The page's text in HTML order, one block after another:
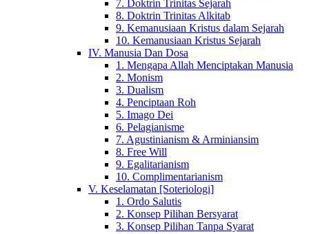
7. Doktrin Trinitas Sejarah
8. Doktrin Trinitas Alkitab
9. Kemanusiaan Kristus dalam Sejarah
10. Kemanusiaan Kristus Sejarah
IV. Manusia Dan Dosa
1. Mengapa Allah Menciptakan Manusia
2. Monism
3. Dualism
4. Penciptaan Roh
5. Imago Dei
6. Pelagianisme
7. Agustinianism & Arminiansim
8. Free Will
9. Egalitarianism
10. Complimentarianism
V. Keselamatan [Soteriologi]
1. Ordo Salutis
2. Konsep Pilihan Bersyarat
3. Konsep Pilihan Tanpa Syarat